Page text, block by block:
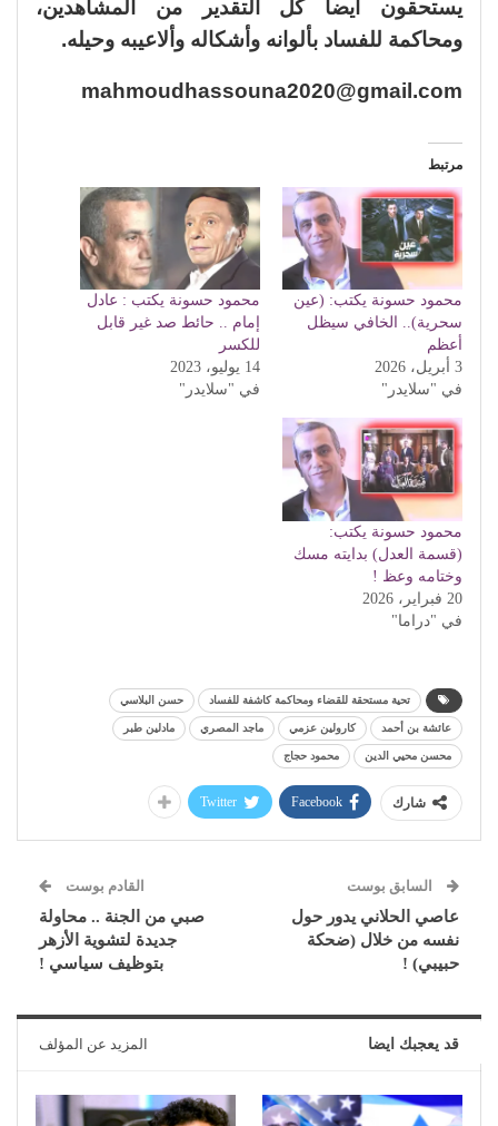
يستحقون أيضاً كل التقدير من المشاهدين،
ومحاكمة للفساد بألوانه وأشكاله وألاعيبه وحيله.
mahmoudhassouna2020@gmail.com
مرتبط
محمود حسونة يكتب: (عين
سحرية).. الخافي سيظل
أعظم
3 أبريل، 2026
في "سلايدر"
محمود حسونة يكتب : عادل
إمام .. حائط صد غير قابل
للكسر
14 يوليو، 2023
في "سلايدر"
محمود حسونة يكتب:
(قسمة العدل) بدايته مسك
وختامه وعظ !
20 فبراير، 2026
في "دراما"
تحية مستحقة للقضاء ومحاكمة كاشفة للفساد حسن البلاسي
عائشة بن أحمد كارولين عزمي ماجد المصري مادلين طبر
محسن محيي الدين محمود حجاج
شارك Facebook
Twitter
السابق بوست
عاصي الحلاني يدور حول
نفسه من خلال (ضحكة
حبيبي) !
القادم بوست
صبي من الجنة .. محاولة
جديدة لتشوية الأزهر
بتوظيف سياسي !
قد يعجبك ايضا المزيد عن المؤلف